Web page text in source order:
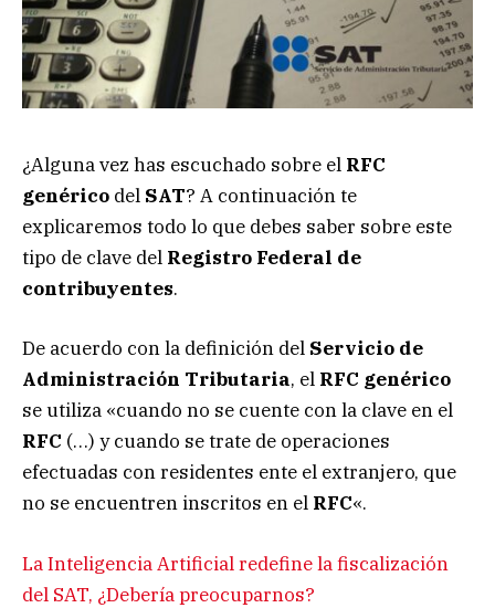
¿Alguna vez has escuchado sobre el RFC
genérico del SAT? A continuación te
explicaremos todo lo que debes saber sobre este
tipo de clave del Registro Federal de
contribuyentes.
De acuerdo con la definición del Servicio de
Administración Tributaria, el RFC genérico
se utiliza «cuando no se cuente con la clave en el
RFC (…) y cuando se trate de operaciones
efectuadas con residentes ente el extranjero, que
no se encuentren inscritos en el RFC«.
La Inteligencia Artificial redefine la fiscalización
del SAT, ¿Debería preocuparnos?